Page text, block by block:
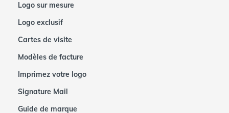
Logo sur mesure
Logo exclusif
Cartes de visite
Modèles de facture
Imprimez votre logo
Signature Mail
Guide de marque